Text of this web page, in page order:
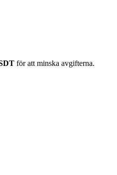
för att minska avgifterna.